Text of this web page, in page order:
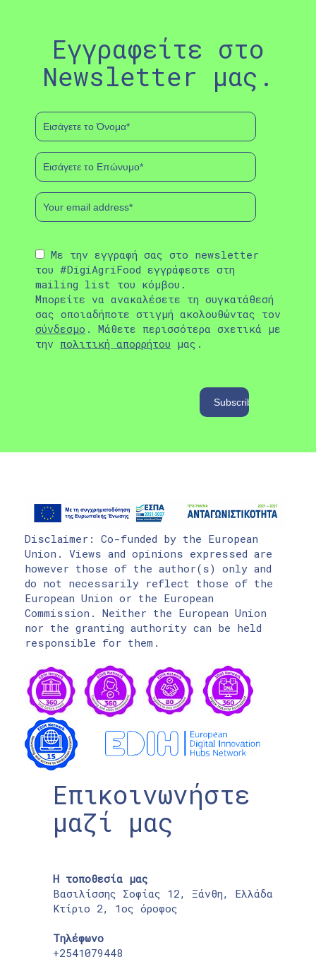
Εγγραφείτε στο
Newsletter μας.
Με την εγγραφή σας στο newsletter
του #DigiAgriFood εγγράφεστε στη
mailing list του κόμβου.
Μπορείτε να ανακαλέσετε τη συγκατάθεσή
σας οποιαδήποτε στιγμή ακολουθώντας τον
σύνδεσμο . Μάθετε περισσότερα σχετικά με
την πολιτική απορρήτου μας.
Disclaimer: Co-funded by the European
Union. Views and opinions expressed are
however those of the author(s) only and
do not necessarily reflect those of the
European Union or the European
Commission. Neither the European Union
nor the granting authority can be held
responsible for them.
Επικοινωνήστε
μαζί μας
Η τοποθεσία μας
Βασιλίσσης Σοφίας 12, Ξάνθη, Ελλάδα
Κτίριο 2, 1ος όροφος
Τηλέφωνο
+2541079448